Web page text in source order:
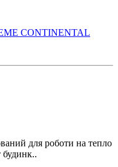
CONTINENTAL
для роботи на тепло
будинк..